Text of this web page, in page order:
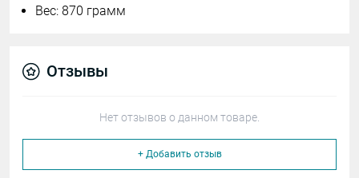
Вес: 870 грамм
Отзывы
Нет отзывов о данном товаре.
+ Добавить отзыв